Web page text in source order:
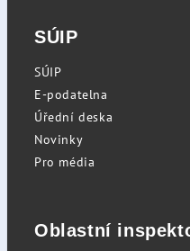
SÚIP
SÚIP
E-podatelna
Úřední deska
Novinky
Pro média
Oblastní